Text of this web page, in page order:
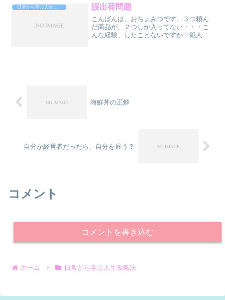
接していいか、わからんのだよ、君ぃ、
という人は、ちょっと読んでみ...
日常から学ぶ人生攻略法 誤出荷問題
こんばんは、おちょみつです。３つ頼ん
だ商品が、２つしか入ってない・・・こ
んな経験、したことないですか？犯人
海鮮丼の正解
自分が経営者だったら、自分を雇う？
コメント
コメントを書き込む
ホーム 日常から学ぶ人生攻略法